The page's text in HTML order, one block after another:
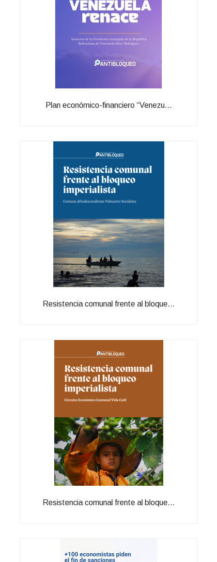
Plan económico-financiero “Venezu...
Resistencia comunal frente al bloque...
Resistencia comunal frente al bloque...